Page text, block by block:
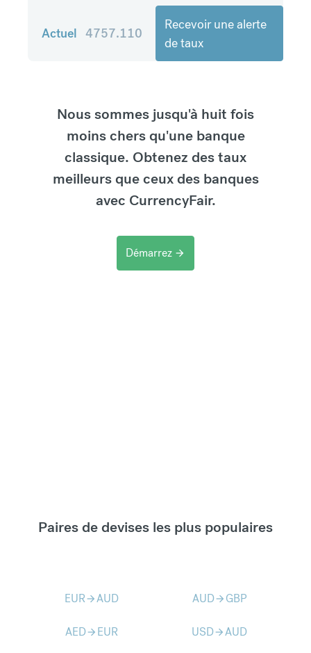
Actuel 4757.110
Recevoir une alerte
de taux
Nous sommes jusqu'à huit fois
moins chers qu'une banque
classique. Obtenez des taux
meilleurs que ceux des banques
avec CurrencyFair.
Démarrez arrow_forward
Paires de devises les plus populaires
EURarrow_forwardAUD AUDarrow_forward GBP
AEDarrow_forward EUR USDarrow_forwardAUD